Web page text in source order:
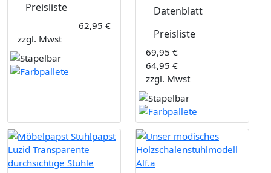
Preisliste
62,95 €
zzgl. Mwst
Datenblatt
Preisliste
69,95 €
64,95 €
zzgl. Mwst